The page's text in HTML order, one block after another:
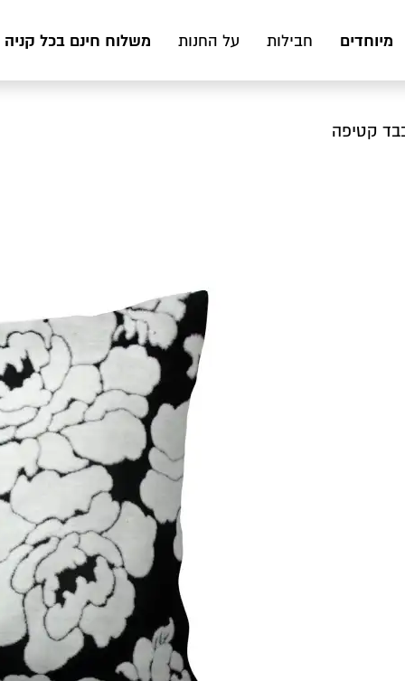
מיוחדים חבילות על החנות משלוח חינם בכל קניה מעל 199 ₪
קטיפה